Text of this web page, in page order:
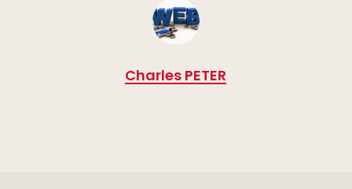
Charles PETER